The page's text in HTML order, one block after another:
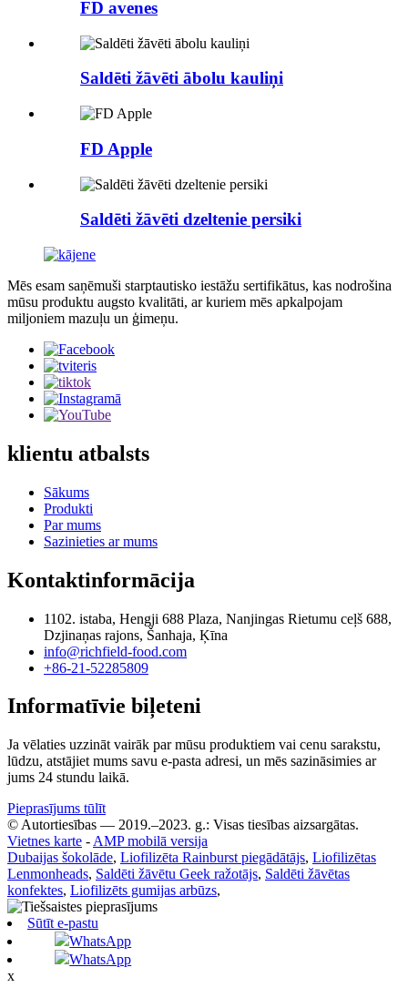
FD avenes
Saldēti žāvēti ābolu kauliņi
FD Apple
Saldēti žāvēti dzeltenie persiki
Mēs esam saņēmuši starptautisko iestāžu sertifikātus, kas nodrošina
mūsu produktu augsto kvalitāti, ar kuriem mēs apkalpojam
miljoniem mazuļu un ģimeņu.
klientu atbalsts
Sākums
Produkti
Par mums
Sazinieties ar mums
Kontaktinformācija
1102. istaba, Hengji 688 Plaza, Nanjingas Rietumu ceļš 688,
Dzjinaņas rajons, Šanhaja, Ķīna
info@richfield-food.com
+86-21-52285809
Informatīvie biļeteni
Ja vēlaties uzzināt vairāk par mūsu produktiem vai cenu sarakstu,
lūdzu, atstājiet mums savu e-pasta adresi, un mēs sazināsimies ar
jums 24 stundu laikā.
Pieprasījums tūlīt
© Autortiesības — 2019.–2023. g.: Visas tiesības aizsargātas.
Vietnes karte - AMP mobilā versija
Dubaijas šokolāde, Liofilizēta Rainburst piegādātājs, Liofilizētas
Lenmonheads, Saldēti žāvētu Geek ražotājs, Saldēti žāvētas
konfektes, Liofilizēts gumijas arbūzs,
Sūtīt e-pastu
WhatsApp
WhatsApp
x